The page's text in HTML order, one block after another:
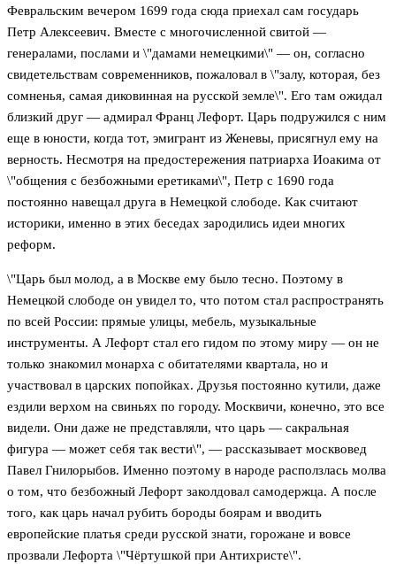
Февральским вечером 1699 года сюда приехал сам государь
Петр Алексеевич. Вместе с многочисленной свитой —
генералами, послами и \"дамами немецкими\" — он, согласно
свидетельствам современников, пожаловал в \"залу, которая, без
сомненья, самая диковинная на русской земле\". Его там ожидал
близкий друг — адмирал Франц Лефорт. Царь подружился с ним
еще в юности, когда тот, эмигрант из Женевы, присягнул ему на
верность. Несмотря на предостережения патриарха Иоакима от
\"общения с безбожными еретиками\", Петр с 1690 года
постоянно навещал друга в Немецкой слободе. Как считают
историки, именно в этих беседах зародились идеи многих
реформ.
\"Царь был молод, а в Москве ему было тесно. Поэтому в
Немецкой слободе он увидел то, что потом стал распространять
по всей России: прямые улицы, мебель, музыкальные
инструменты. А Лефорт стал его гидом по этому миру — он не
только знакомил монарха с обитателями квартала, но и
участвовал в царских попойках. Друзья постоянно кутили, даже
ездили верхом на свиньях по городу. Москвичи, конечно, это все
видели. Они даже не представляли, что царь — сакральная
фигура — может себя так вести\", — рассказывает москвовед
Павел Гнилорыбов. Именно поэтому в народе расползлась молва
о том, что безбожный Лефорт заколдовал самодержца. А после
того, как царь начал рубить бороды боярам и вводить
европейские платья среди русской знати, горожане и вовсе
прозвали Лефорта \"Чёртушкой при Антихристе\".